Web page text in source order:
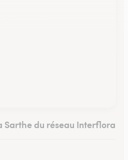
Sarthe du réseau Interflora